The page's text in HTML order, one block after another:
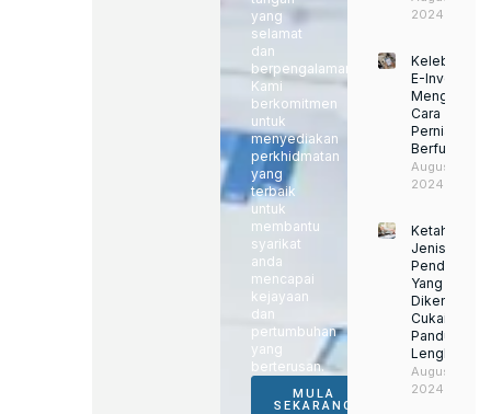
yang
selamat
dan
berpengalaman.
Kami
berkomitmen
untuk
menyediakan
perkhidmatan
yang
terbaik
untuk
membantu
syarikat
anda
mencapai
kejayaan
dan
pertumbuhan
yang
berterusan.
MULA
SEKARANG
2024
Kelebihan
E-Invoice:
Mengubah
Cara
Perniagaan
Berfungsi
August 22,
2024
Ketahui
Jenis
Pendapatan
Yang
Dikenakan
Cukai:
Panduan
Lengkap
August 22,
2024